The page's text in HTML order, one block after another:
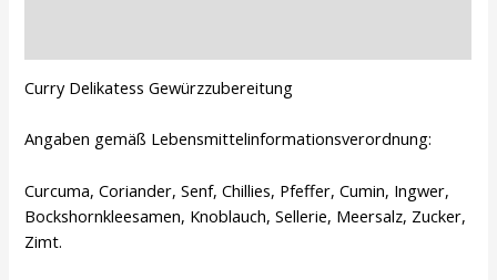
Curry Delikatess Gewürzzubereitung
Angaben gemäß Lebensmittelinformationsverordnung:
Curcuma, Coriander, Senf, Chillies, Pfeffer, Cumin, Ingwer,
Bockshornkleesamen, Knoblauch, Sellerie, Meersalz, Zucker,
Zimt.